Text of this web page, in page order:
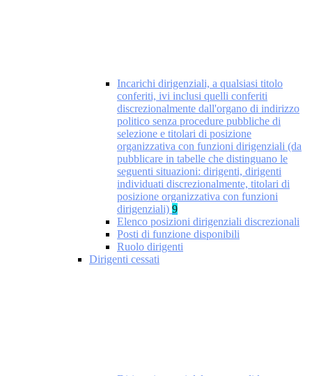
Incarichi dirigenziali, a qualsiasi titolo
conferiti, ivi inclusi quelli conferiti
discrezionalmente dall'organo di indirizzo
politico senza procedure pubbliche di
selezione e titolari di posizione
organizzativa con funzioni dirigenziali (da
pubblicare in tabelle che distinguano le
seguenti situazioni: dirigenti, dirigenti
individuati discrezionalmente, titolari di
posizione organizzativa con funzioni
dirigenziali) 9
Elenco posizioni dirigenziali discrezionali
Posti di funzione disponibili
Ruolo dirigenti
Dirigenti cessati